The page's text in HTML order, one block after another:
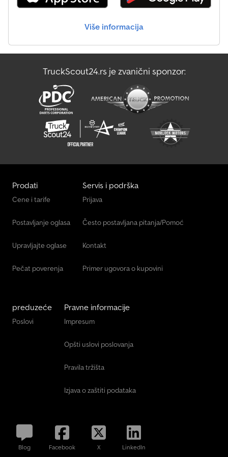
Solaris Autobus
Vdl Autobus
Volvo Autobus
Više informacija
TruckScout24.rs je zvanični sponzor:
Prodati
Cene i tarife
Postavljanje oglasa
Upravljajte oglase
Pečat poverenja
Servis i podrška
Prijava
Često postavljana pitanja/Pomoć
Kontakt
Primer ugovora o kupovini
preduzeće
Poslovi
Pravne informacije
Impresum
Opšti uslovi poslovanja
Pravila tržišta
Izjava o zaštiti podataka
Blog Facebook X LinkedIn